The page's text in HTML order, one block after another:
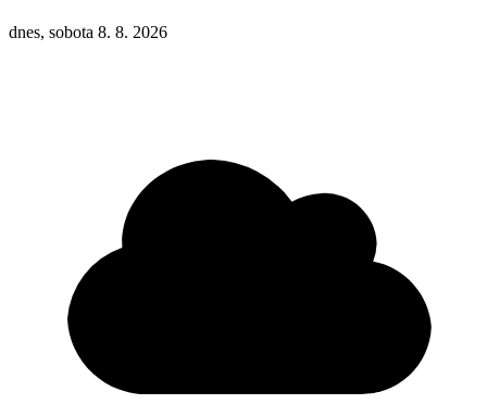
dnes, sobota 8. 8. 2026